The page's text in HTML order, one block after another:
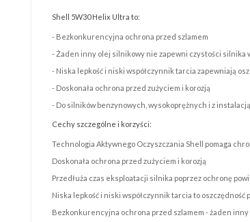
Shell 5W30 Helix Ultra to:
- Bezkonkurencyjna ochrona przed szlamem
- Żaden inny olej silnikowy nie zapewni czystości silnika
- Niska lepkość i niski współczynnik tarcia zapewniają
- Doskonała ochrona przed zużyciem i korozją
- Do silników benzynowych, wysokoprężnych i z
Cechy szczególne i korzyści:
Technologia Aktywnego Oczyszczania Shell pomaga
Doskonała ochrona przed zużyciem i korozją
Przedłuża czas eksploatacji silnika poprzez ochronę
Niska lepkość i niski współczynnik tarcia to oszczędność
Bezkonkurencyjna ochrona przed szlamem - żaden